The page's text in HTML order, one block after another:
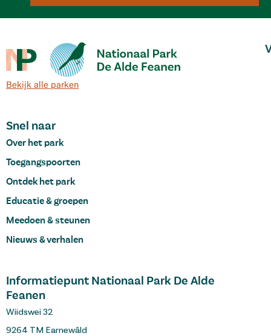
Bekijk alle parken
Snel naar
Over het park
Toegangspoorten
Ontdek het park
Educatie & groepen
Meedoen & steunen
Nieuws & verhalen
Informatiepunt Nationaal Park De Alde
Feanen
Wiidswei 32
9264 TM Earnewâld